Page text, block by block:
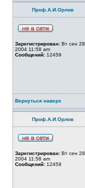
Проф.А.И.Орлов
Зарегистрирован: Вт сен 28,
2004 11:58 am
Сообщений: 12459
Вернуться наверх
Проф.А.И.Орлов
Зарегистрирован: Вт сен 28,
2004 11:58 am
Сообщений: 12459